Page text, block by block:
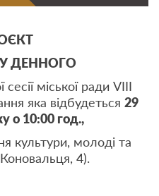
ДЕННОГО
сесії міської ради VIII
яка відбудеться 29
о 10:00 год.,
культури, молоді та
4).